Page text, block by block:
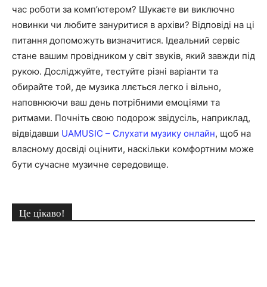
час роботи за комп’ютером? Шукаєте ви виключно
новинки чи любите зануритися в архіви? Відповіді на ці
питання допоможуть визначитися. Ідеальний сервіс
стане вашим провідником у світ звуків, який завжди під
рукою. Досліджуйте, тестуйте різні варіанти та
обирайте той, де музика ллється легко і вільно,
наповнюючи ваш день потрібними емоціями та
ритмами. Почніть свою подорож звідусіль, наприклад,
відвідавши UAMUSIC – Слухати музику онлайн, щоб на
власному досвіді оцінити, наскільки комфортним може
бути сучасне музичне середовище.
Це цікаво!